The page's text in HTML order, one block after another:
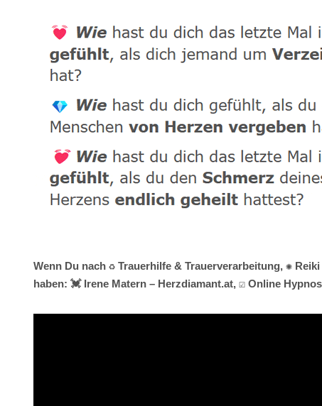
Wenn Du nach ♻ Trauerhilfe & Trauerverarbeitung, ✺
haben: 💓️ Irene Matern – Herzdiamant.at, ☑️ Online